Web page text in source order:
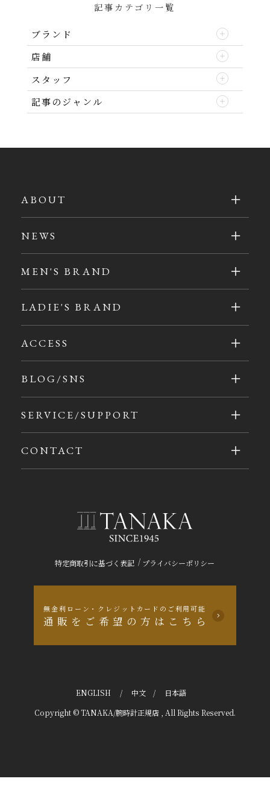
記事カテゴリ一覧
ブランド
店舗
スタッフ
記事のジャンル
特定商取引に基づく表記 / プライバシーポリシー
無金利ローン・クレジットカードのご利用可能
通販をご希望の方はこちら
ABOUT
NEWS
MEN'S BRAND
LADIE'S BRAND
ACCESS
BLOG/SNS
SERVICE/SUPPORT
CONTACT
ENGLISH / 中文 / 日本語
Copyright © TANAKA/腕時計正規店 , All Rights Reserved.